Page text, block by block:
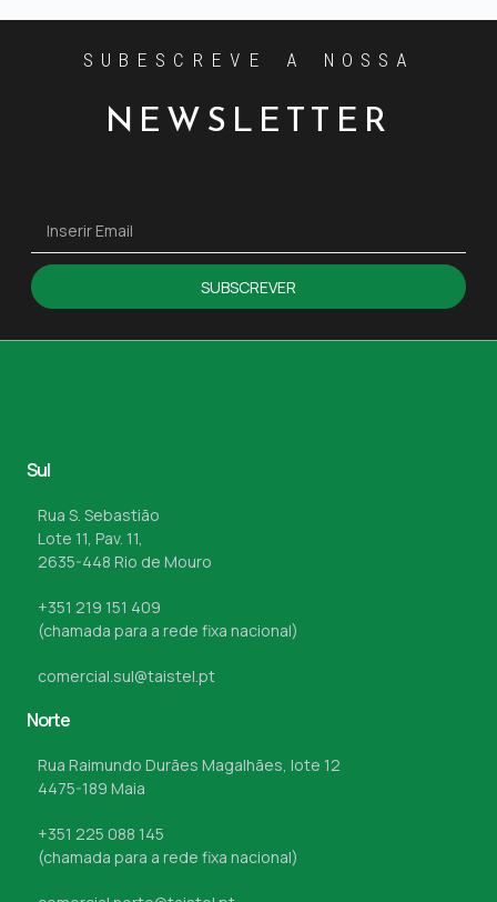
SUBESCREVE A NOSSA
NEWSLETTER
SUBSCREVER
Sul
Rua S. Sebastião
Lote 11, Pav. 11,
2635-448 Rio de Mouro
+351 219 151 409
(chamada para a rede fixa nacional)
comercial.sul@taistel.pt
Norte
Rua Raimundo Durães Magalhães, lote 12
4475-189 Maia
+351 225 088 145
(chamada para a rede fixa nacional)